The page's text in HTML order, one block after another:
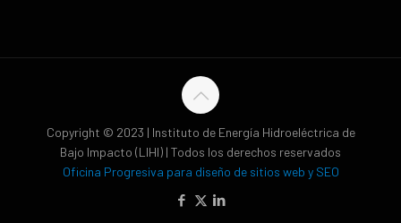
Copyright © 2023 | Instituto de Energía Hidroeléctrica de
Bajo Impacto (LIHI) | Todos los derechos reservados
Oficina Progresiva para diseño de sitios web y SEO